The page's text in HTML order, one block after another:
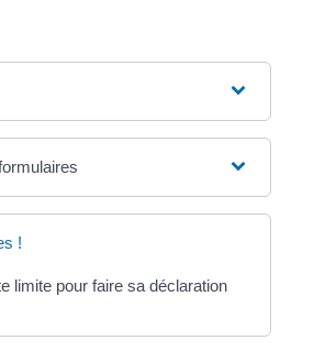
!
limite pour faire sa déclaration